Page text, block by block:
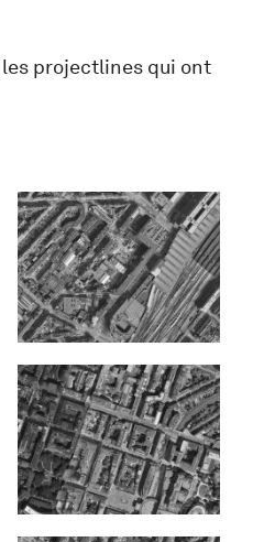
projectlines qui ont